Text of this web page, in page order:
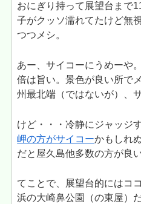
おにぎり持って展望台まで
子がクッソ濡れてたけど無
つつメシ。
あー、サイコーにうめーや
倍は旨い。景色が良い所で
州最北端（ではないが）、
けど・・・冷静にジャッジ
岬の方がサイコーかもしれ
だと屋久島他多数の方が良い
てことで、展望台的にはコ
浜の大崎鼻公園（の東屋）